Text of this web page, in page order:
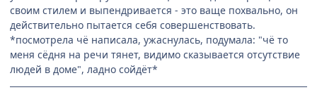
своим стилем и выпендривается - это ваще похвально, он
действительно пытается себя совершенствовать.
*посмотрела чё написала, ужаснулась, подумала: "чё то
меня сёдня на речи тянет, видимо сказывается отсутствие
людей в доме", ладно сойдёт*